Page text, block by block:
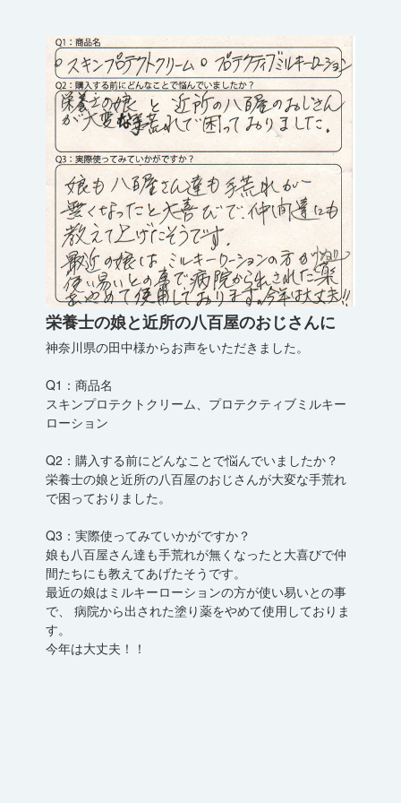
栄養士の娘と近所の八百屋のおじさんに
神奈川県の田中様からお声をいただきました。
Q1：商品名
スキンプロテクトクリーム、プロテクティブミルキー
ローション
Q2：購入する前にどんなことで悩んでいましたか？
栄養士の娘と近所の八百屋のおじさんが大変な手荒れ
で困っておりました。
Q3：実際使ってみていかがですか？
娘も八百屋さん達も手荒れが無くなったと大喜びで仲
間たちにも教えてあげたそうです。
最近の娘はミルキーローションの方が使い易いとの事
で、 病院から出された塗り薬をやめて使用しておりま
す。
今年は大丈夫！！